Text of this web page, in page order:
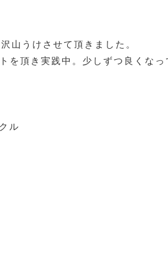
山うけさせて頂きました。
を頂き実践中。少しずつ良くなっ
ル